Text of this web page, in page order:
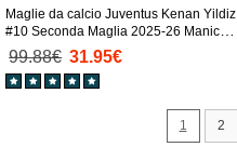
Maglie da calcio Juventus Kenan Yildiz
#10 Seconda Maglia 2025-26 Manica
Corta
99.88€ 31.95€
1 2